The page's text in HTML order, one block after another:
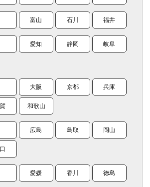
富山 石川 福井
愛知 静岡 岐阜
大阪 京都 兵庫
和歌山
広島 鳥取 岡山
愛媛 香川 徳島